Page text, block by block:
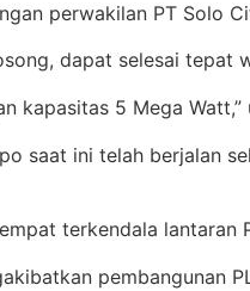
perwakilan PT Solo
dapat selesai tepat
kapasitas 5 Mega Watt,”
saat ini telah berjalan
terkendala lantaran
pembangunan